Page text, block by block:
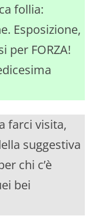
follia:
Esposizione,
per FORZA!
farci visita,
suggestiva
chi c’è
bei